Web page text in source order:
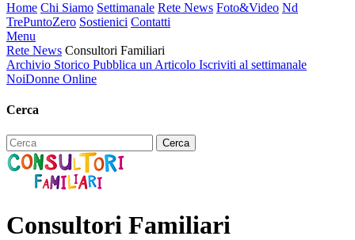
Home Chi Siamo Settimanale Rete News Foto&Video Nd
TrePuntoZero Sostienici Contatti
Menu
Rete News Consultori Familiari
Archivio Storico Pubblica un Articolo Iscriviti al settimanale
NoiDonne Online
Cerca
Consultori Familiari